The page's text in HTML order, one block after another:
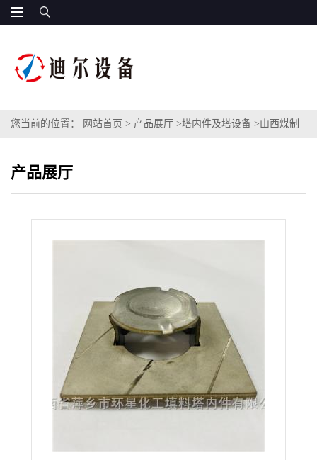
您当前的位置： 网站首页 > 产品展厅 >塔内件及塔设备 >山西煤制
产品展厅